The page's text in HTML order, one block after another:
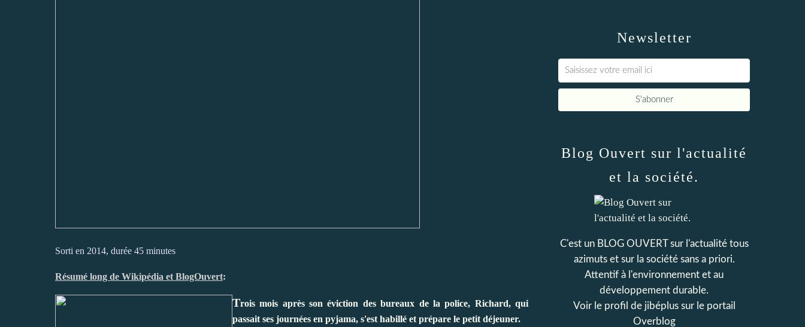
Sorti en 2014, durée 45 minutes
Résumé long de Wikipédia et BlogOuvert:
Trois mois après son éviction des bureaux de la police, Richard, qui
passait ses journées en pyjama, s'est habillé et prépare le petit déjeuner.
Newsletter
Blog Ouvert sur l'actualité
et la société.
C'est un BLOG OUVERT sur l'actualité tous
azimuts et sur la société sans a priori.
Attentif à l'environnement et au
développement durable.
Voir le profil de jibéplussur le portail
Overblog